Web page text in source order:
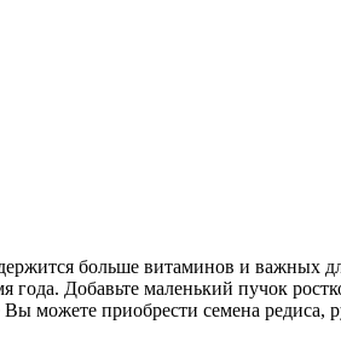
больше витаминов и важных
Добавьте маленький пучок
можете приобрести семена редиса,